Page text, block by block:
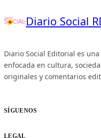
Diario Social
Diario Social Editorial es
enfocada en cultura,
originales y comentarios
SÍGUENOS
LEGAL